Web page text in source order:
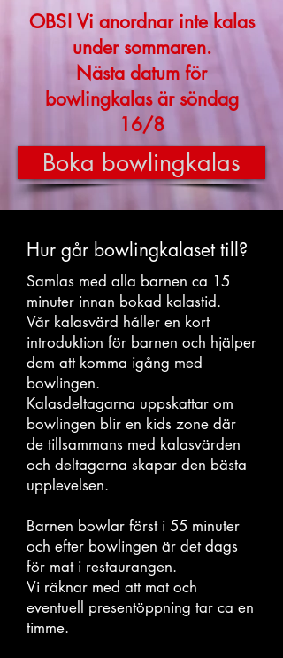
OBS! Vi anordnar inte kalas
under sommaren.
Nästa datum för
bowlingkalas är söndag
16/8
Boka bowlingkalas
Hur går bowlingkalaset till?
Samlas med alla barnen ca 15
minuter innan bokad kalastid.
Vår kalasvärd håller en kort
introduktion för barnen och hjälper
dem att komma igång med
bowlingen.
Kalasdeltagarna uppskattar om
bowlingen blir en kids zone där
de tillsammans med kalasvärden
och deltagarna skapar den bästa
upplevelsen.
Barnen bowlar först i 55 minuter
och efter bowlingen är det dags
för mat i restaurangen.
Vi räknar med att mat och
eventuell presentöppning tar ca en
timme.